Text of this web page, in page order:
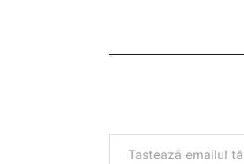
Tastează emailul tău...